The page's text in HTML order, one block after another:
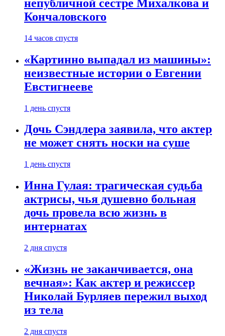
непубличной сестре Михалкова и
Кончаловского
14 часов спустя
«Картинно выпадал из машины»:
неизвестные истории о Евгении
Евстигнееве
1 день спустя
Дочь Сэндлера заявила, что актер
не может снять носки на суше
1 день спустя
Инна Гулая: трагическая судьба
актрисы, чья душевно больная
дочь провела всю жизнь в
интернатах
2 дня спустя
«Жизнь не заканчивается, она
вечная»: Как актер и режиссер
Николай Бурляев пережил выход
из тела
2 дня спустя